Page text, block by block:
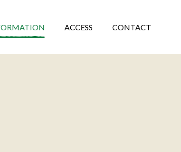
ACCESS CONTACT